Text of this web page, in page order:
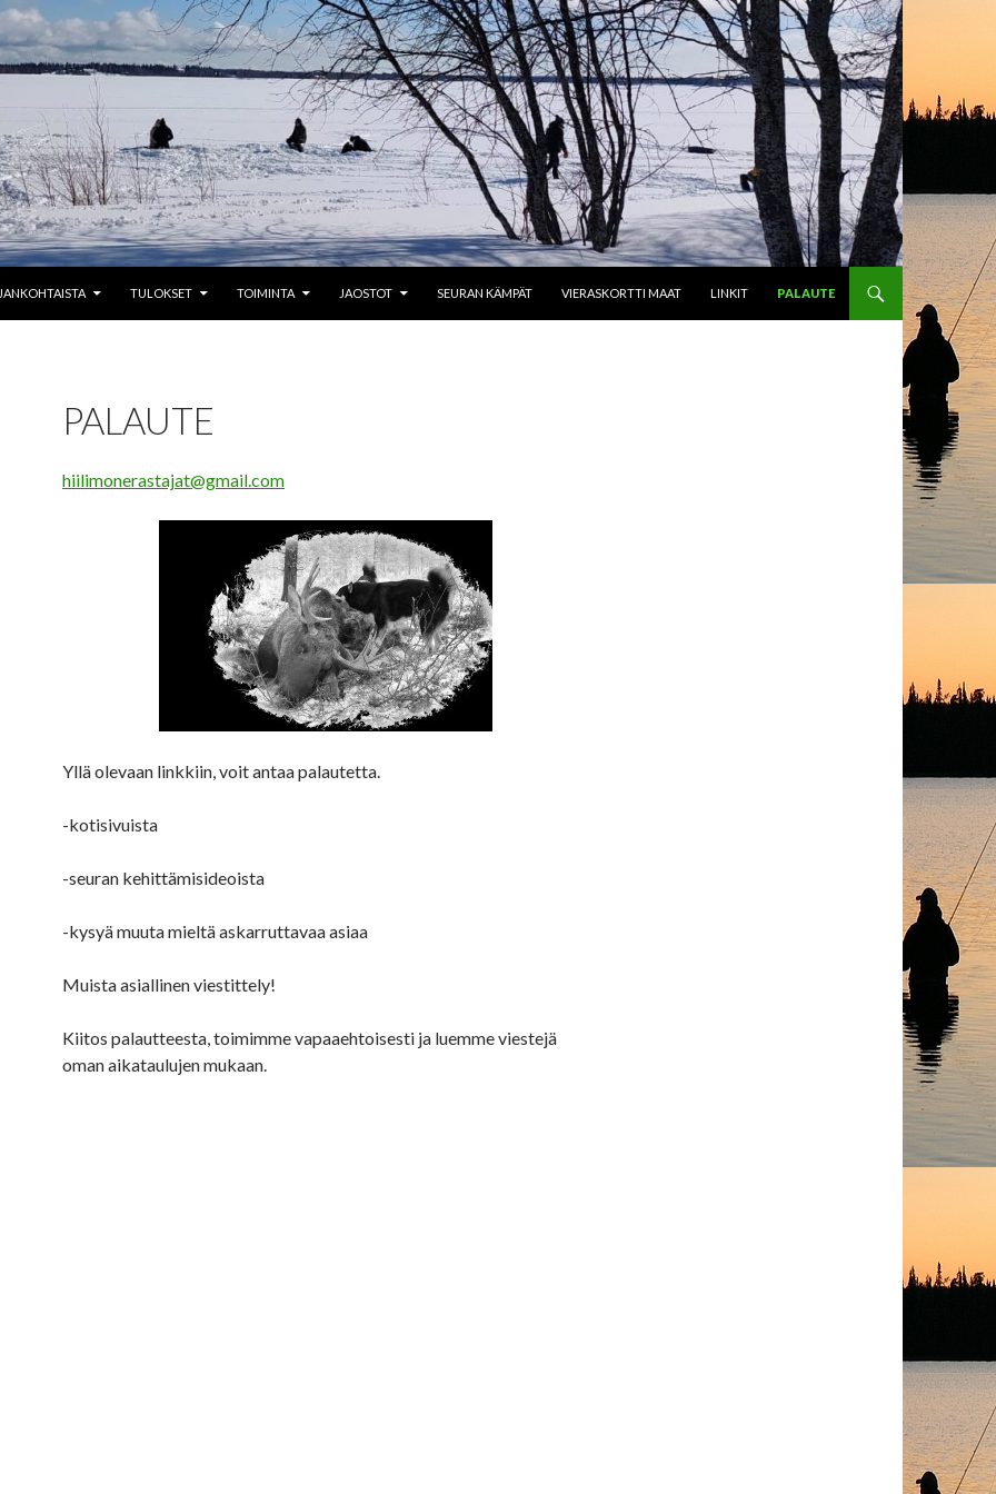
TULOKSET TOIMINTA JAOSTOT SEURAN KÄMPÄT VIERASKORTTI MAAT LINKIT PALAUTE
PALAUTE
hiilimonerastajat@gmail.com
Yllä olevaan linkkiin, voit antaa palautetta.
-kotisivuista
-seuran kehittämisideoista
-kysyä muuta mieltä askarruttavaa asiaa
Muista asiallinen viestittely!
Kiitos palautteesta, toimimme vapaaehtoisesti ja luemme viestejä
oman aikataulujen mukaan.